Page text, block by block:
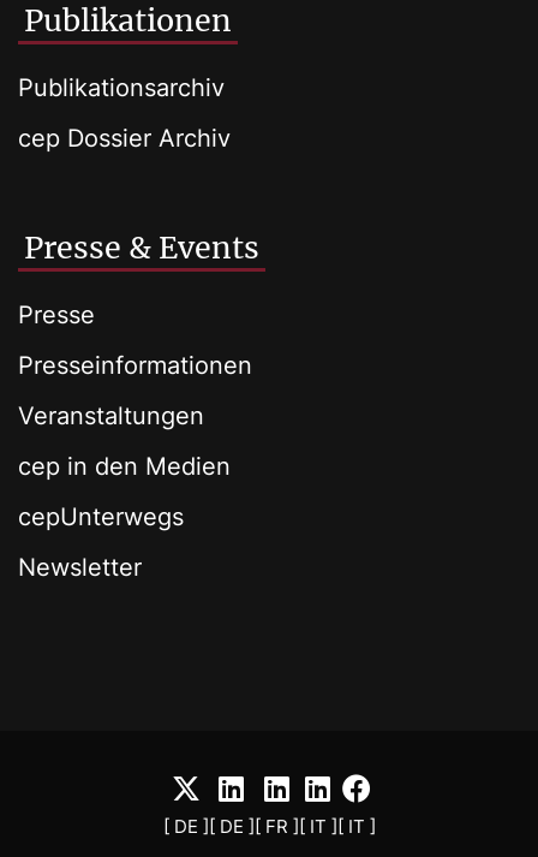
Publikationen
Publikationsarchiv
cep Dossier Archiv
Presse & Events
Presse
Presseinformationen
Veranstaltungen
cep in den Medien
cepUnterwegs
Newsletter
[ DE ][ DE ][ FR ][ IT ][ IT ]